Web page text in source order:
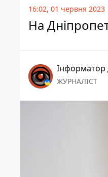
16:02, 01 червня 2023
На
Інформатор
ЖУРНАЛІСТ